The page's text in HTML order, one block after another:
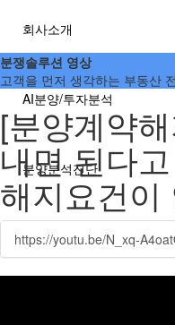
회사소개
AI분양/투자분석
분양분석진단
분양 단체계약 서비스
분쟁솔루션 영상
고객을 먼저 생각하는 부동산
[분양계약
내면 된다
해지요건이
https://youtu.be/N_xq-